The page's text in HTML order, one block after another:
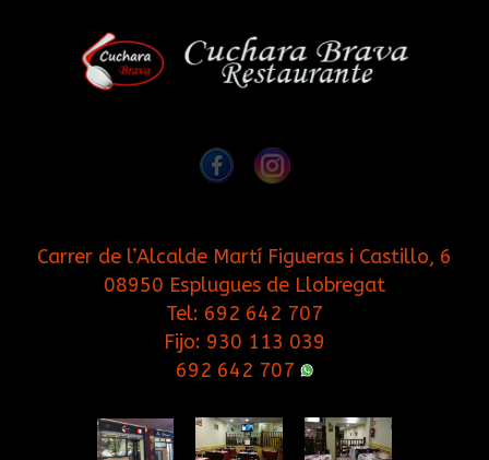
Carrer de l’Alcalde Martí Figueras i Castillo, 6
08950 Esplugues de Llobregat
Tel: 692 642 707
Fijo: 930 113 039
692 642 707